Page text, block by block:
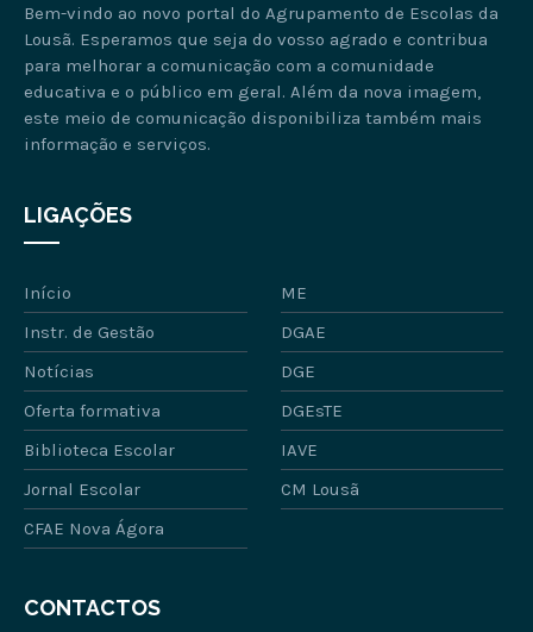
Bem-vindo ao novo portal do Agrupamento de Escolas da
Lousã. Esperamos que seja do vosso agrado e contribua
para melhorar a comunicação com a comunidade
educativa e o público em geral. Além da nova imagem,
este meio de comunicação disponibiliza também mais
informação e serviços.
LIGAÇÕES
Início
ME
Instr. de Gestão
DGAE
Notícias
DGE
Oferta formativa
DGEsTE
Biblioteca Escolar
IAVE
Jornal Escolar
CM Lousã
CFAE Nova Ágora
CONTACTOS